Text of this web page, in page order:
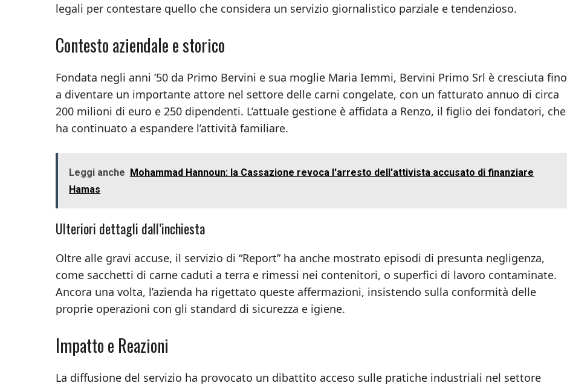
legali per contestare quello che considera un servizio giornalistico parziale e tendenzioso.
Contesto aziendale e storico
Fondata negli anni ’50 da Primo Bervini e sua moglie Maria Iemmi, Bervini Primo Srl è cresciuta fino
a diventare un importante attore nel settore delle carni congelate, con un fatturato annuo di circa
200 milioni di euro e 250 dipendenti. L’attuale gestione è affidata a Renzo, il figlio dei fondatori, che
ha continuato a espandere l’attività familiare.
Leggi anche Mohammad Hannoun: la Cassazione revoca l'arresto dell'attivista accusato di finanziare
Hamas
Ulteriori dettagli dall’inchiesta
Oltre alle gravi accuse, il servizio di “Report” ha anche mostrato episodi di presunta negligenza,
come sacchetti di carne caduti a terra e rimessi nei contenitori, o superfici di lavoro contaminate.
Ancora una volta, l’azienda ha rigettato queste affermazioni, insistendo sulla conformità delle
proprie operazioni con gli standard di sicurezza e igiene.
Impatto e Reazioni
La diffusione del servizio ha provocato un dibattito acceso sulle pratiche industriali nel settore